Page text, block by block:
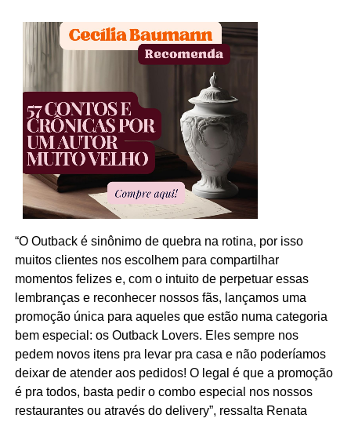
“O Outback é sinônimo de quebra na rotina, por isso
muitos clientes nos escolhem para compartilhar
momentos felizes e, com o intuito de perpetuar essas
lembranças e reconhecer nossos fãs, lançamos uma
promoção única para aqueles que estão numa categoria
bem especial: os Outback Lovers. Eles sempre nos
pedem novos itens pra levar pra casa e não poderíamos
deixar de atender aos pedidos! O legal é que a promoção
é pra todos, basta pedir o combo especial nos nossos
restaurantes ou através do delivery”, ressalta Renata